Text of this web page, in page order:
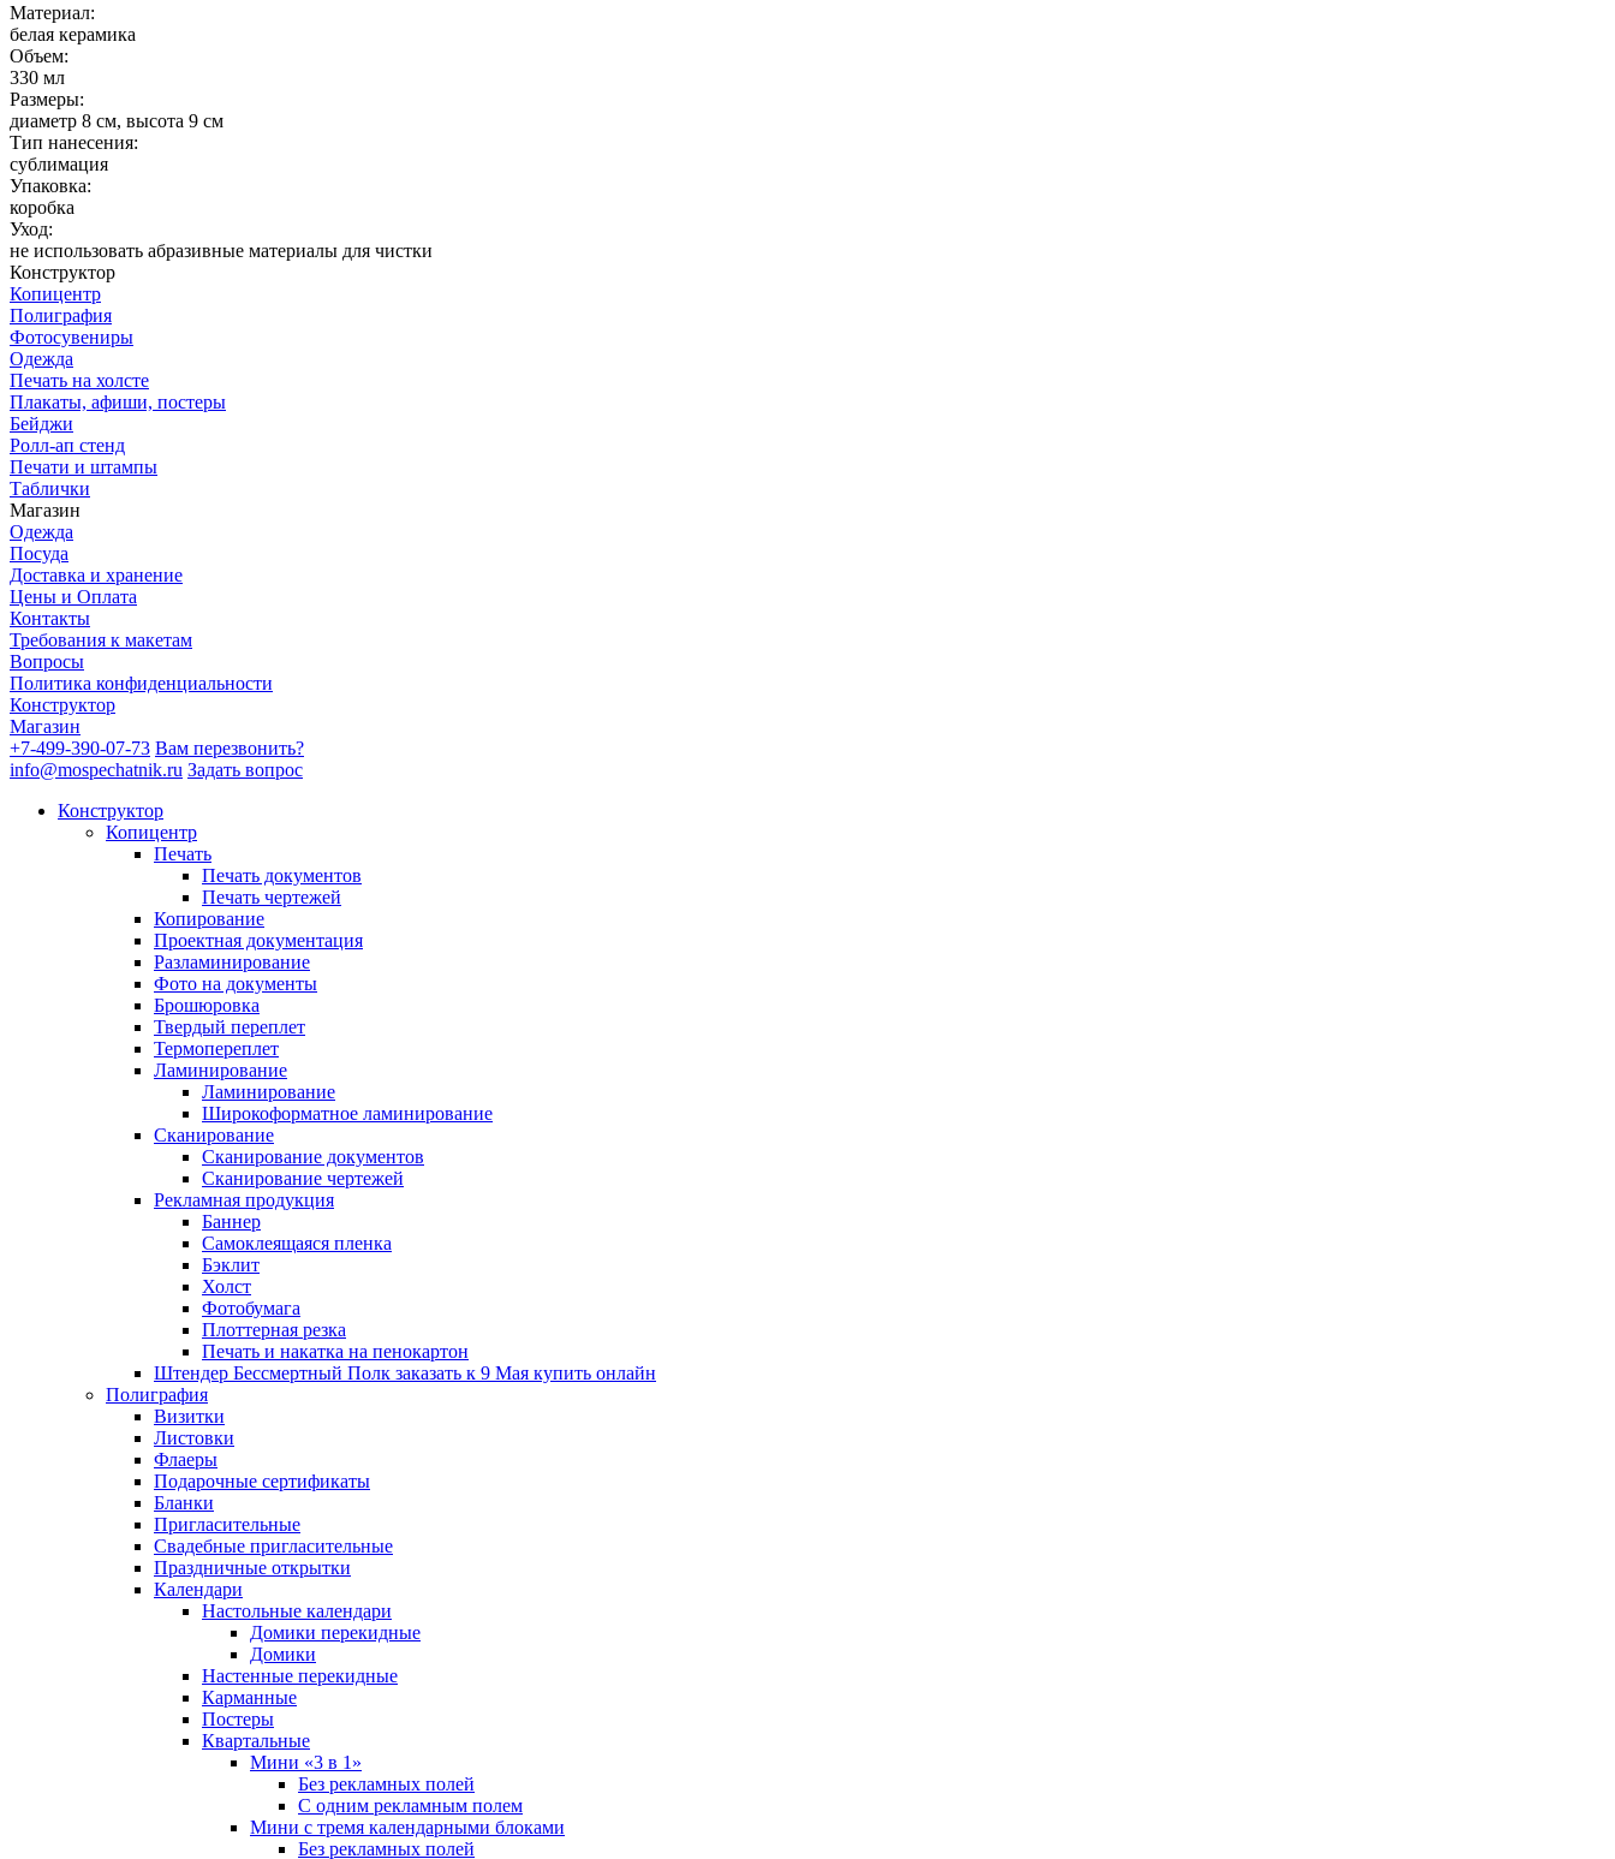
Материал:
белая керамика
Объем:
330 мл
Размеры:
диаметр 8 см, высота 9 см
Тип нанесения:
сублимация
Упаковка:
коробка
Уход:
не использовать абразивные материалы для чистки
Конструктор
Копицентр
Полиграфия
Фотосувениры
Одежда
Печать на холсте
Плакаты, афиши, постеры
Бейджи
Ролл-ап стенд
Печати и штампы
Таблички
Магазин
Одежда
Посуда
Доставка и хранение
Цены и Оплата
Контакты
Требования к макетам
Вопросы
Политика конфиденциальности
Конструктор
Магазин
+7-499-390-07-73 Вам перезвонить?
info@mospechatnik.ru Задать вопрос
Конструктор
Копицентр
Печать
Печать документов
Печать чертежей
Копирование
Проектная документация
Разламинирование
Фото на документы
Брошюровка
Твердый переплет
Термопереплет
Ламинирование
Ламинирование
Широкоформатное ламинирование
Сканирование
Сканирование документов
Сканирование чертежей
Рекламная продукция
Баннер
Самоклеящаяся пленка
Бэклит
Холст
Фотобумага
Плоттерная резка
Печать и накатка на пенокартон
Штендер Бессмертный Полк заказать к 9 Мая купить онлайн
Полиграфия
Визитки
Листовки
Флаеры
Подарочные сертификаты
Бланки
Пригласительные
Свадебные пригласительные
Праздничные открытки
Календари
Настольные календари
Домики перекидные
Домики
Настенные перекидные
Карманные
Постеры
Квартальные
Мини «3 в 1»
Без рекламных полей
С одним рекламным полем
Мини с тремя календарными блоками
Без рекламных полей